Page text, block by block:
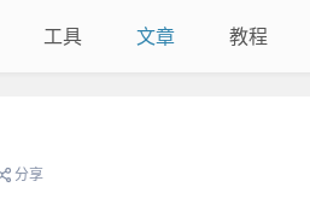
工具 文章 教程
分享